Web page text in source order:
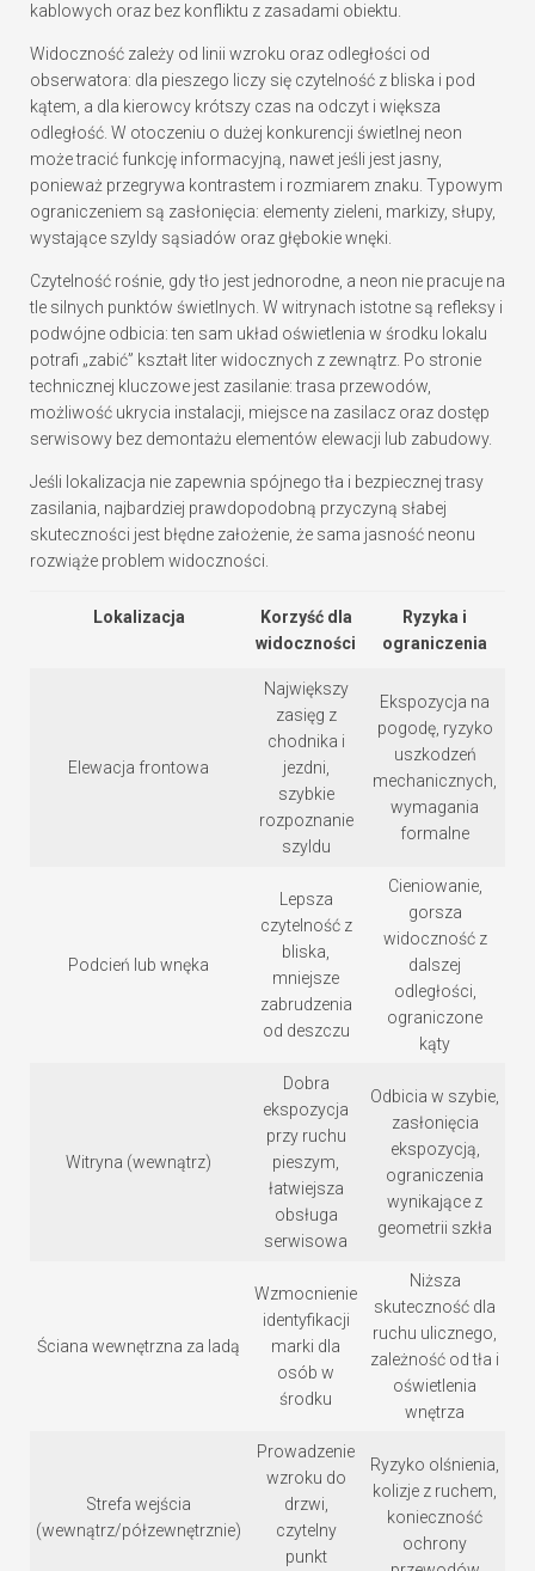
kablowych oraz bez konfliktu z zasadami obiektu.
Widoczność zależy od linii wzroku oraz odległości od
obserwatora: dla pieszego liczy się czytelność z bliska i pod
kątem, a dla kierowcy krótszy czas na odczyt i większa
odległość. W otoczeniu o dużej konkurencji świetlnej neon
może tracić funkcję informacyjną, nawet jeśli jest jasny,
ponieważ przegrywa kontrastem i rozmiarem znaku. Typowym
ograniczeniem są zasłonięcia: elementy zieleni, markizy, słupy,
wystające szyldy sąsiadów oraz głębokie wnęki.
Czytelność rośnie, gdy tło jest jednorodne, a neon nie pracuje na
tle silnych punktów świetlnych. W witrynach istotne są refleksy i
podwójne odbicia: ten sam układ oświetlenia w środku lokalu
potrafi „zabić” kształt liter widocznych z zewnątrz. Po stronie
technicznej kluczowe jest zasilanie: trasa przewodów,
możliwość ukrycia instalacji, miejsce na zasilacz oraz dostęp
serwisowy bez demontażu elementów elewacji lub zabudowy.
Jeśli lokalizacja nie zapewnia spójnego tła i bezpiecznej trasy
zasilania, najbardziej prawdopodobną przyczyną słabej
skuteczności jest błędne założenie, że sama jasność neonu
rozwiąże problem widoczności.
Lokalizacja
Korzyść dla
widoczności
Ryzyka i
ograniczenia
Elewacja frontowa
Największy
zasięg z
chodnika i
jezdni,
szybkie
rozpoznanie
szyldu
Ekspozycja na
pogodę, ryzyko
uszkodzeń
mechanicznych,
wymagania
formalne
Podcień lub wnęka
Lepsza
czytelność z
bliska,
mniejsze
zabrudzenia
od deszczu
Cieniowanie,
gorsza
widoczność z
dalszej
odległości,
ograniczone
kąty
Witryna (wewnątrz)
Dobra
ekspozycja
przy ruchu
pieszym,
łatwiejsza
obsługa
serwisowa
Odbicia w szybie,
zasłonięcia
ekspozycją,
ograniczenia
wynikające z
geometrii szkła
Ściana wewnętrzna za ladą
Wzmocnienie
identyfikacji
marki dla
osób w
środku
Niższa
skuteczność dla
ruchu ulicznego,
zależność od tła i
oświetlenia
wnętrza
Strefa wejścia
(wewnątrz/półzewnętrznie)
Prowadzenie
wzroku do
drzwi,
czytelny
punkt
Ryzyko olśnienia,
kolizje z ruchem,
konieczność
ochrony